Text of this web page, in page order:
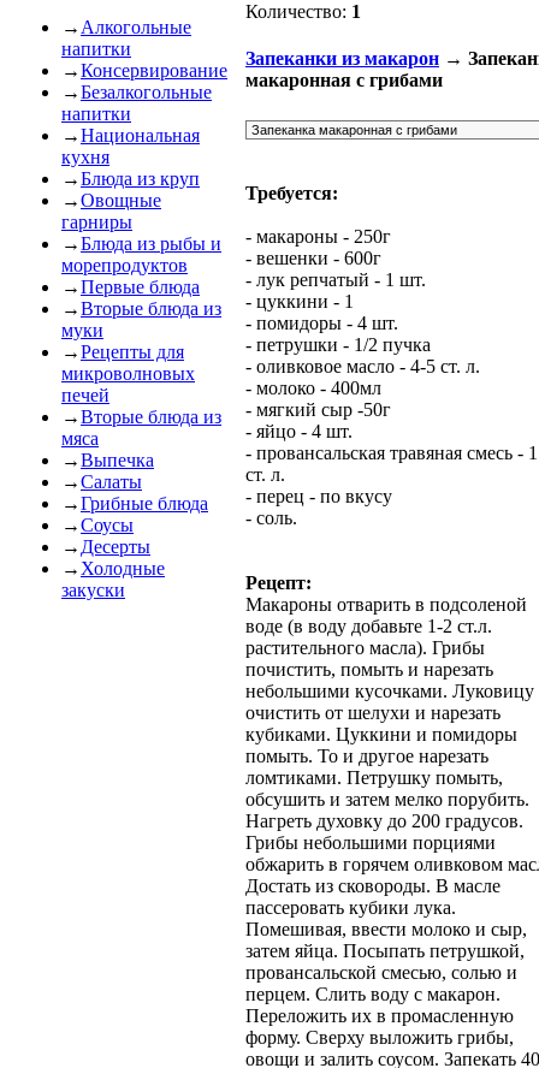
→ Алкогольные
напитки
→Консервирование
→Безалкогольные
напитки
→Национальная
кухня
→Блюда из круп
→Овощные
гарниры
→Блюда из рыбы и
морепродуктов
→Первые блюда
→Вторые блюда из
муки
→Рецепты для
микроволновых
печей
→Вторые блюда из
мяса
→Выпечка
→Салаты
→Грибные блюда
→Соусы
→ Десерты
→ Холодные
закуски
Количество: 1
Запеканки из макарон →
макаронная с грибами
Требуется:
- макароны - 250г
- вешенки - 600г
- лук репчатый - 1 шт.
- цуккини - 1
- помидоры - 4 шт.
- петрушки - 1/2 пучка
- оливковое масло - 4-5 ст. л.
- молоко - 400мл
- мягкий сыр -50г
- яйцо - 4 шт.
- провансальская травяная смесь - 1
ст. л.
- перец - по вкусу
- соль.
Рецепт:
Макароны отварить в подсоленой
воде (в воду добавьте 1-2 ст.л.
растительного масла). Грибы
почистить, помыть и нарезать
небольшими кусочками. Луковицу
очистить от шелухи и нарезать
кубиками. Цуккини и помидоры
помыть. То и другое нарезать
ломтиками. Петрушку помыть,
обсушить и затем мелко порубить.
Нагреть духовку до 200 градусов.
Грибы небольшими порциями
обжарить в горячем оливковом
Достать из сковороды. В масле
пассеровать кубики лука.
Помешивая, ввести молоко и сыр,
затем яйца. Посыпать петрушкой,
провансальской смесью, солью и
перцем. Слить воду с макарон.
Переложить их в промасленную
форму. Сверху выложить грибы,
овощи и залить соусом. Запекать 40